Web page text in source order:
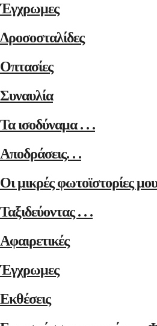
Έγχρωμες
Δροσοσταλίδες
Οπτασίες
Συναυλία
Τα ισοδύναμα . . .
Αποδράσεις. . .
Οι μικρές φωτοϊστορίες μου
Ταξιδεύοντας . . .
Αφαιρετικές
Έγχρωμες
Εκθέσεις